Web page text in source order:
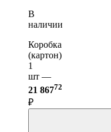
В
наличии
Коробка
(картон)
1
шт —
21 86772
₽